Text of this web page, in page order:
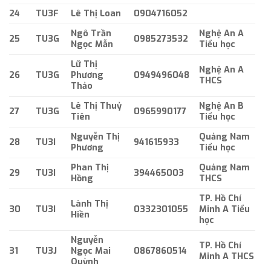
24
TU3F Lê Thị Loan 0904716052
25 TU3G
Ngô Trần
Ngọc Mẫn
0985273532
Nghệ An A
Tiểu học
26 TU3G
Lữ Thị
Phương
Thảo
0949496048
Nghệ An A
THCS
27 TU3G
Lê Thị Thuỷ
Tiên
0965990177
Nghệ An B
Tiểu học
28 TU3I
Nguyễn Thị
Phương
941615933
Quảng Nam
Tiểu học
29 TU3I
Phan Thị
Hồng
394465003
Quảng Nam
THCS
30 TU3I
Lành Thị
Hiền
0332301055
TP. Hồ Chí
Minh A Tiểu
học
31 TU3J
Nguyễn
Ngọc Mai
Quỳnh
0867860514
TP. Hồ Chí
Minh A THCS